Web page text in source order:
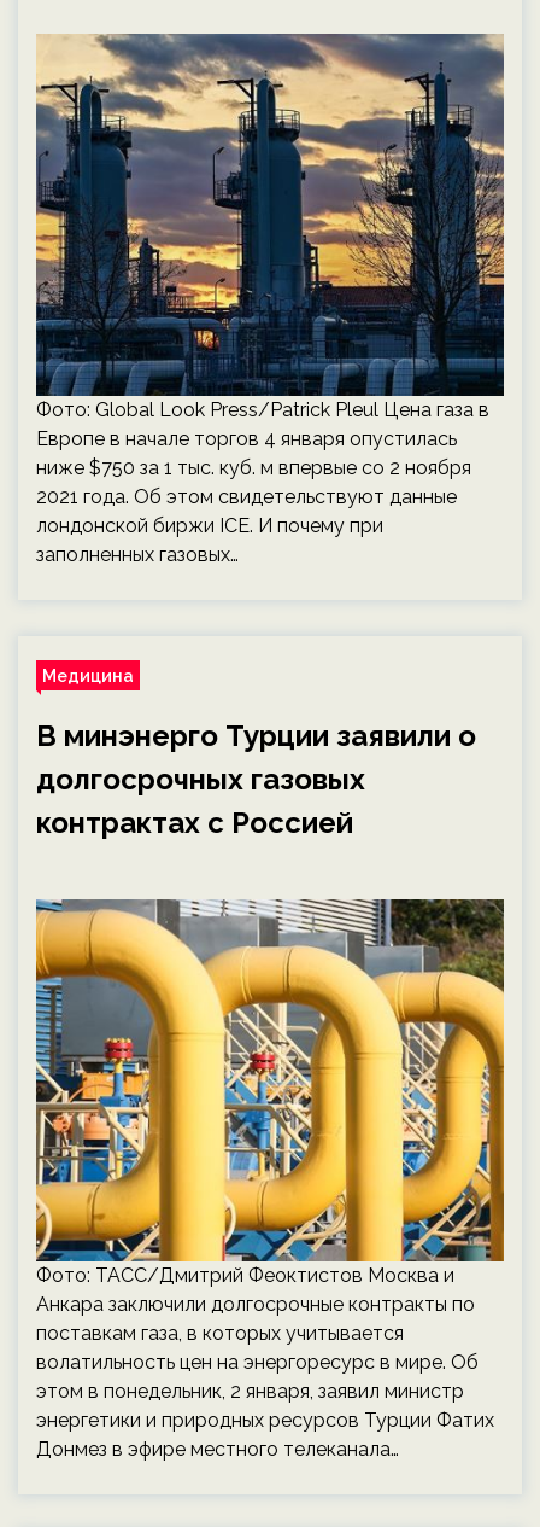
Фото: Global Look Press/Patrick Pleul Цена газа в
Европе в начале торгов 4 января опустилась
ниже $750 за 1 тыс. куб. м впервые со 2 ноября
2021 года. Об этом свидетельствуют данные
лондонской биржи ICE. И почему при
заполненных газовых…
Медицина
В минэнерго Турции заявили о
долгосрочных газовых
контрактах с Россией
Фото: ТАСС/Дмитрий Феоктистов Москва и
Анкара заключили долгосрочные контракты по
поставкам газа, в которых учитывается
волатильность цен на энергоресурс в мире. Об
этом в понедельник, 2 января, заявил министр
энергетики и природных ресурсов Турции Фатих
Донмез в эфире местного телеканала…